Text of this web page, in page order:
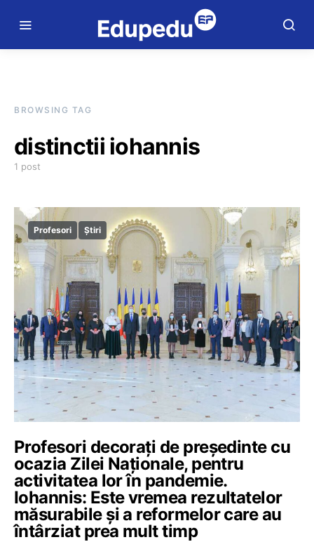
BROWSING TAG
distinctii iohannis
1 post
Profesori Știri
Profesori decorați de președinte cu
ocazia Zilei Naționale, pentru
activitatea lor în pandemie.
Iohannis: Este vremea rezultatelor
măsurabile şi a reformelor care au
întârziat prea mult timp